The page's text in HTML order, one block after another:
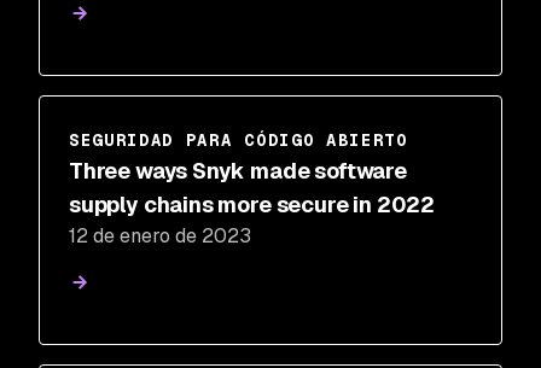
SEGURIDAD PARA CÓDIGO ABIERTO
Three ways Snyk made software
supply chains more secure in 2022
12 de enero de 2023